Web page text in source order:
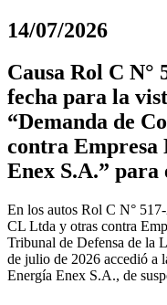
14/07/2026
Causa Rol C
fecha para la
“Demanda de
contra Empresa
Enex S.A.” para
En los autos Rol C N°
CL Ltda y otras contra
Tribunal de Defensa de la
de julio de 2026 accedió a
Energía Enex S.A., de